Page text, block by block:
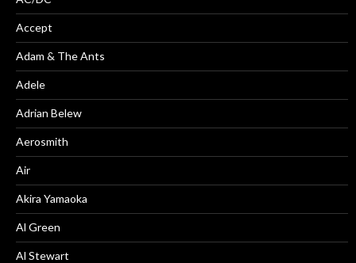
Accept
Adam & The Ants
Adele
Adrian Belew
Aerosmith
Air
Akira Yamaoka
Al Green
Al Stewart